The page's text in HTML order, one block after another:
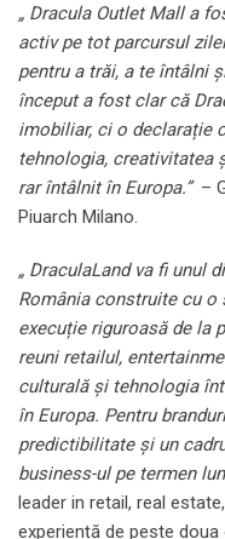
„ Dracula Outlet Mall a
activ pe tot parcursul
pentru a trăi, a te întâlni
început a fost clar că
imobiliar, ci o declarație
tehnologia, creativitatea
rar întâlnit în Europa.” –
Piuarch Milano.
„ DraculaLand va fi unul
România construite cu o
execuție riguroasă de la
reuni retailul,
culturală și tehnologia
în Europa. Pentru
predictibilitate și un
business-ul pe termen
leader in retail, real
experiență de peste